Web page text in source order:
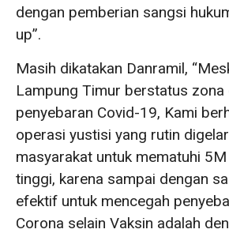
dengan pemberian sangsi
up”.
Masih dikatakan Danramil,
Lampung Timur berstatus zona
penyebaran Covid-19, Kami
operasi yustisi yang rutin
masyarakat untuk mematuhi
tinggi, karena sampai dengan
efektif untuk mencegah
Corona selain Vaksin adalah